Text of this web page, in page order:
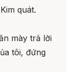
quát.
mày trả lời
tôi, đứng